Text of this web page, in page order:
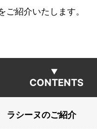
紹介いたします。
CONTENTS
ラシーヌのご紹介